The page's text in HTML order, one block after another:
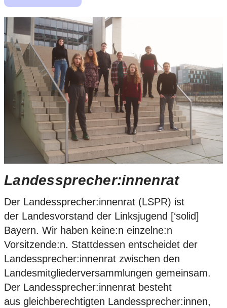
Landessprecher:innenrat
Der Landessprecher:innenrat (LSPR) ist
der Landesvorstand der Linksjugend [‘solid]
Bayern. Wir haben keine:n einzelne:n
Vorsitzende:n. Stattdessen entscheidet der
Landessprecher:innenrat zwischen den
Landesmitgliederversammlungen gemeinsam.
Der Landessprecher:innenrat besteht
aus gleichberechtigten Landessprecher:innen,